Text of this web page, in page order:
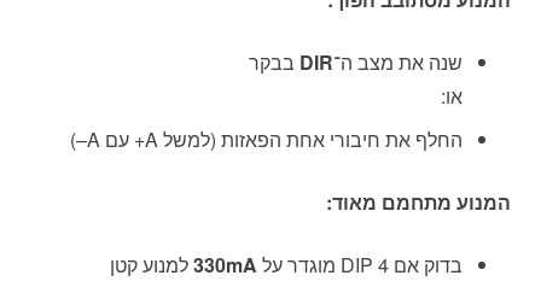
שנה את מצב ה־DIR בבקר
או:
החלף את חיבורי אחת הפאזות (למשל A+ עם A–)
המנוע מתחמם מאוד:
בדוק אם DIP 4 מוגדר על 330mAלמנוע קטן